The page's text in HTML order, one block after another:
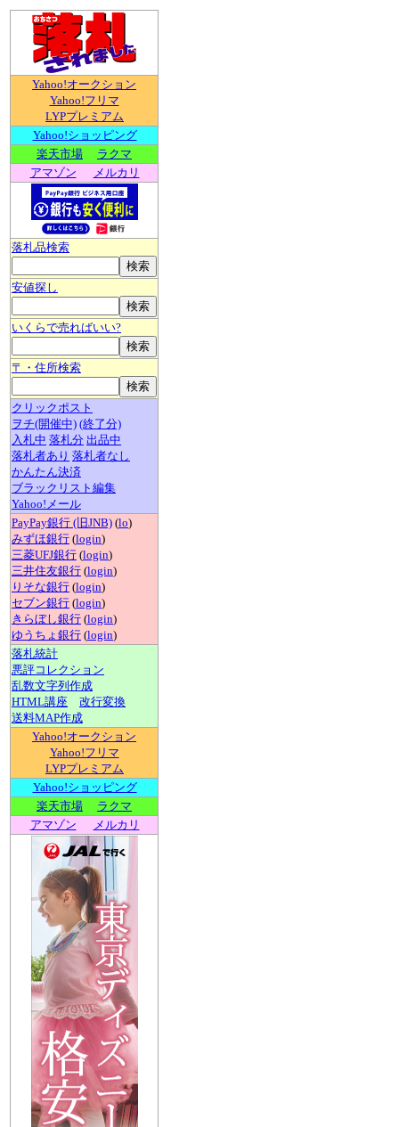
Yahoo!オークション
Yahoo!フリマ
LYPプレミアム
Yahoo!ショッピング
楽天市場
ラクマ
アマゾン
メルカリ
落札品検索
安値探し
いくらで売ればいい?
〒・住所検索
クリックポスト
ヲチ(開催中) (終了分)
入札中 落札分 出品中
落札者あり 落札者なし
かんたん決済
ブラックリスト編集
Yahoo!メール
PayPay銀行 (旧JNB) (lo)
みずほ銀行 (login)
三菱UFJ銀行 (login)
三井住友銀行 (login)
りそな銀行 (login)
セブン銀行 (login)
きらぼし銀行 (login)
ゆうちょ銀行 (login)
落札統計
悪評コレクション
乱数文字列作成
HTML講座
改行変換
送料MAP作成
Yahoo!オークション
Yahoo!フリマ
LYPプレミアム
Yahoo!ショッピング
楽天市場
ラクマ
アマゾン
メルカリ